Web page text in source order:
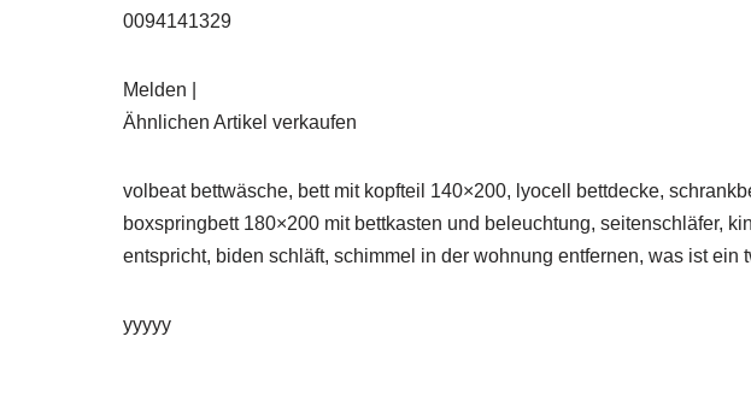
0094141329
Melden |
Ähnlichen Artikel verkaufen
volbeat bettwäsche, bett mit kopfteil 140×200, lyocell bettdecke,
boxspringbett 180×200 mit bettkasten und beleuchtung, seitenschläfer,
entspricht, biden schläft, schimmel in der wohnung entfernen, was ist ein
yyyyy